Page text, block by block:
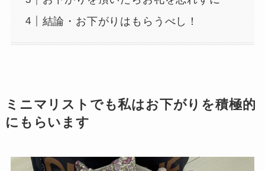
結論・お下がりはもらうべし！
ミニマリストでも私はお下がりを積極的
にもらいます